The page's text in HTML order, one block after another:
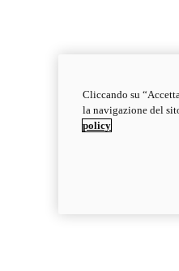
Cliccando su
la navigazione del
policy